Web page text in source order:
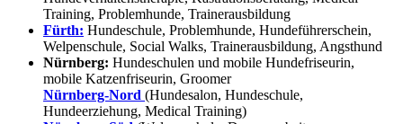
Training, Problemhunde, Trainerausbildung
Fürth: Hundeschule, Problemhunde, Hundeführerschein,
Welpenschule, Social Walks, Trainerausbildung, Angsthund
Nürnberg: Hundeschulen und mobile Hundefriseurin,
mobile Katzenfriseurin, Groomer
Nürnberg-Nord (Hundesalon, Hundeschule,
Hundeerziehung, Medical Training)